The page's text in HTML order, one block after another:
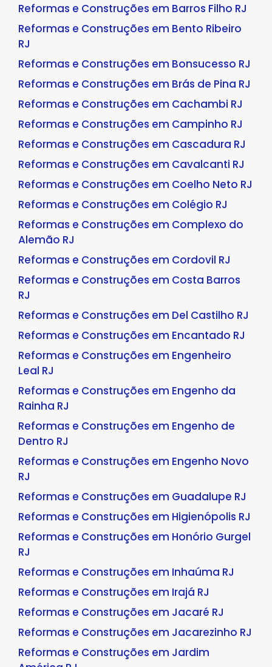
Reformas e Construções em Barros Filho RJ
Reformas e Construções em Bento Ribeiro
RJ
Reformas e Construções em Bonsucesso RJ
Reformas e Construções em Brás de Pina RJ
Reformas e Construções em Cachambi RJ
Reformas e Construções em Campinho RJ
Reformas e Construções em Cascadura RJ
Reformas e Construções em Cavalcanti RJ
Reformas e Construções em Coelho Neto RJ
Reformas e Construções em Colégio RJ
Reformas e Construções em Complexo do
Alemão RJ
Reformas e Construções em Cordovil RJ
Reformas e Construções em Costa Barros
RJ
Reformas e Construções em Del Castilho RJ
Reformas e Construções em Encantado RJ
Reformas e Construções em Engenheiro
Leal RJ
Reformas e Construções em Engenho da
Rainha RJ
Reformas e Construções em Engenho de
Dentro RJ
Reformas e Construções em Engenho Novo
RJ
Reformas e Construções em Guadalupe RJ
Reformas e Construções em Higienópolis RJ
Reformas e Construções em Honório Gurgel
RJ
Reformas e Construções em Inhaúma RJ
Reformas e Construções em Irajá RJ
Reformas e Construções em Jacaré RJ
Reformas e Construções em Jacarezinho RJ
Reformas e Construções em Jardim